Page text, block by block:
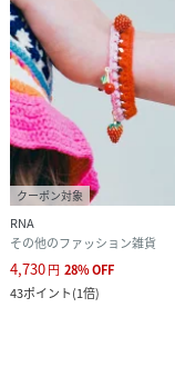
クーポン対象
RNA
その他のファッション雑貨
4,730円 28%OFF
43ポイント(1倍)